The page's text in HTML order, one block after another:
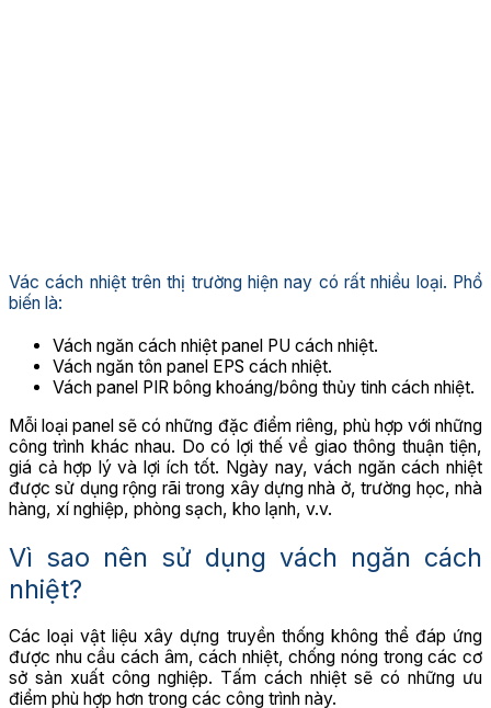
Vác cách nhiệt trên thị trường hiện nay có rất nhiều loại. Phổ
biến là:
Vách ngăn cách nhiệt panel PU cách nhiệt.
Vách ngăn tôn panel EPS cách nhiệt.
Vách panel PIR bông khoáng/bông thủy tinh cách nhiệt.
Mỗi loại panel sẽ có những đặc điểm riêng, phù hợp với những
công trình khác nhau. Do có lợi thế về giao thông thuận tiện,
giá cả hợp lý và lợi ích tốt. Ngày nay, vách ngăn cách nhiệt
được sử dụng rộng rãi trong xây dựng nhà ở, trường học, nhà
hàng, xí nghiệp, phòng sạch, kho lạnh, v.v.
Vì sao nên sử dụng vách ngăn cách
nhiệt?
Các loại vật liệu xây dựng truyền thống không thể đáp ứng
được nhu cầu cách âm, cách nhiệt, chống nóng trong các cơ
sở sản xuất công nghiệp. Tấm cách nhiệt sẽ có những ưu
điểm phù hợp hơn trong các công trình này.